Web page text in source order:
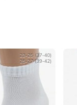
23-25 (37-40)
25-27 (39-42)